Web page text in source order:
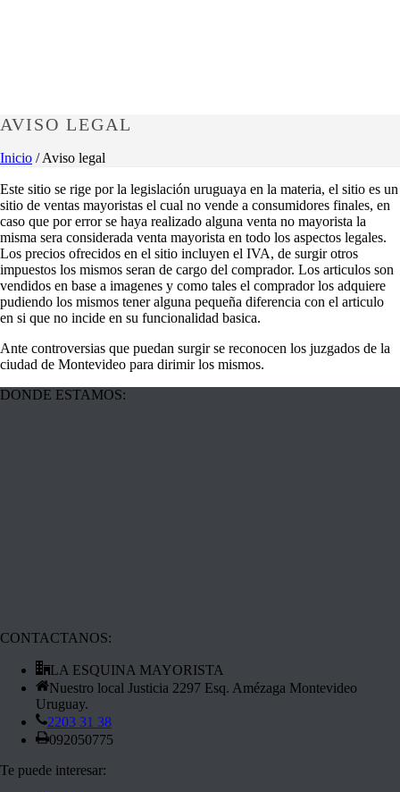
AVISO LEGAL
Inicio /Aviso legal
Este sitio se rige por la legislación uruguaya en la materia, el sitio es un
sitio de ventas mayoristas el cual no vende a consumidores finales, en
caso que por error se haya realizado alguna venta no mayorista la
misma sera considerada venta mayorista en todo los aspectos legales.
Los precios ofrecidos en el sitio incluyen el IVA, de surgir otros
impuestos los mismos seran de cargo del comprador. Los articulos son
vendidos en base a imagenes y como tales el comprador los adquiere
pudiendo los mismos tener alguna pequeña diferencia con el articulo
en si que no incide en su funcionalidad basica.
Ante controversias que puedan surgir se reconocen los juzgados de la
ciudad de Montevideo para dirimir los mismos.
DONDE ESTAMOS:
CONTACTANOS:
LA ESQUINA MAYORISTA
Nuestro local Justicia 2297 Esq. Amézaga Montevideo
Uruguay.
2203 31 38
092050775
Te puede interesar: